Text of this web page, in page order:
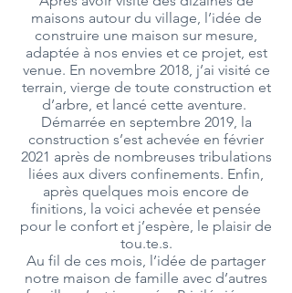
maisons autour du village, l’idée de
construire une maison sur mesure,
adaptée à nos envies et ce projet, est
venue. En novembre 2018, j’ai visité ce
terrain, vierge de toute construction et
d’arbre, et lancé cette aventure.
Démarrée en septembre 2019, la
construction s’est achevée en février
2021 après de nombreuses tribulations
liées aux divers confinements. Enfin,
après quelques mois encore de
finitions, la voici achevée et pensée
pour le confort et j’espère, le plaisir de
tou.te.s.
Au fil de ces mois, l’idée de partager
notre maison de famille avec d’autres